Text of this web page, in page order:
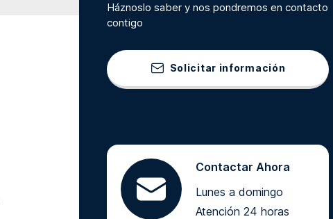
Háznoslo saber y nos pondremos en contacto
contigo
Solicitar información
Contactar Ahora
Lunes a domingo
Atención 24 horas